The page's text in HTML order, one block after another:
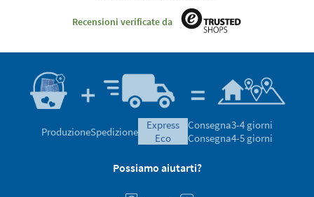
Recensioni verificate da
ProduzioneSpedizione
express
eco
Consegna3-4 giorni
Consegna4-5 giorni
Possiamo aiutarti?